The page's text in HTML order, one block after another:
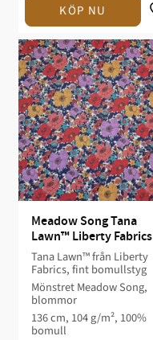
Meadow Song Tana
Lawn™ Liberty Fabrics
Tana Lawn™ från Liberty
Fabrics, fint bomullstyg
Mönstret Meadow Song,
blommor
136 cm, 104 g/m², 100%
bomull